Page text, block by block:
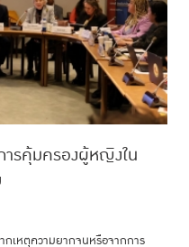
ารคุ้มครองผู้หญิงใน
กเหตุความยากจนหรือจากการ